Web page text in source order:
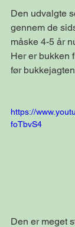
Den udvalgte
gennem de
måske 4-5 år
Her er bukken
før
https://
foTbvS4
Den er meget